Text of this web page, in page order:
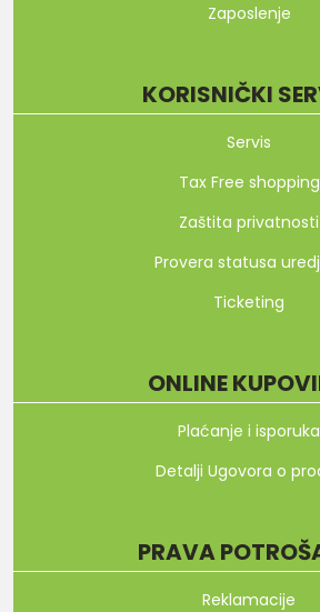
Zaposlenje
KORISNIČKI
Servis
Tax Free shopping
Zaštita privatnosti
Provera statusa
Ticketing
ONLINE
Plaćanje i isporuka
Detalji Ugovora o
PRAVA
Reklamacije